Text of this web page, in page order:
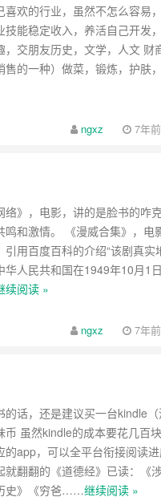
喜欢的行业，虽然不怎么容易
技能稳定收入，养活自己开发
，交朋友历史，文学，人文 财
售的一种）做菜，锻炼，护
ngxz 7年
络》，电影，讲的是脸书的
鸣和激情。 《漫威合集》，电
引用百度百科的介绍“该剧真实
华人民共和国在1949年10月1
续阅读 »
ngxz 7年
的话，还是建议买一台kindle
币 虽然kindle的成本要花几百
的app，可以全平台衔接阅读
就翻翻的《道德经》已读：《
史》《穷爸……继续阅读 »